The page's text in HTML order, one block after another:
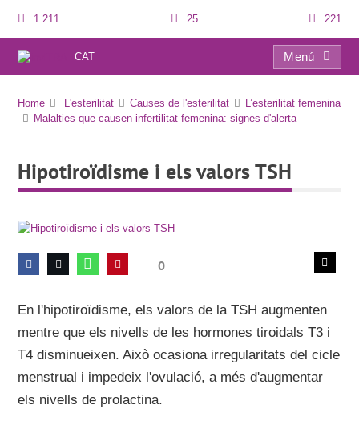
1.211 25 221
CAT
Menú
Home L'esterilitat Causes de l'esterilitat
L’esterilitat femenina
Malalties que causen infertilitat femenina: signes d'alerta
Hipotiroïdisme i els valors TSH
0
En l'hipotiroïdisme, els valors de la TSH augmenten
mentre que els nivells de les hormones tiroidals T3 i
T4 disminueixen. Això ocasiona irregularitats del cicle
menstrual i impedeix l'ovulació, a més d'augmentar
els nivells de prolactina.